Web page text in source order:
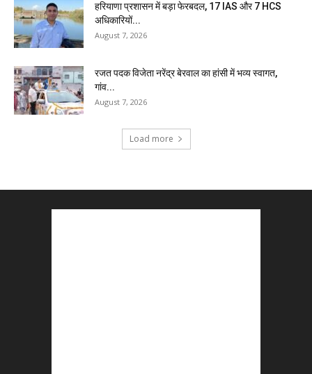
हरियाणा प्रशासन में बड़ा फेरबदल, 17 IAS और 7 HCS
अधिकारियों...
August 7, 2026
रजत पदक विजेता नरेंद्र बेरवाल का हांसी में भव्य स्वागत,
गांव...
August 7, 2026
Load more